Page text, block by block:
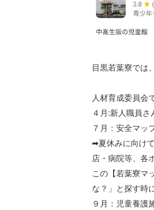
目黒若葉寮では
人材育成委員会
４月:新人職員さ
７月：安全マッ
➡夏休みに向け
店・病院等、各
この【若葉寮マ
な？」と探す時
９月：児童養護